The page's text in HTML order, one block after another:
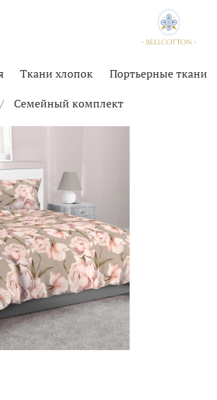
Ткани хлопок Портьерные ткани
Семейный комплект